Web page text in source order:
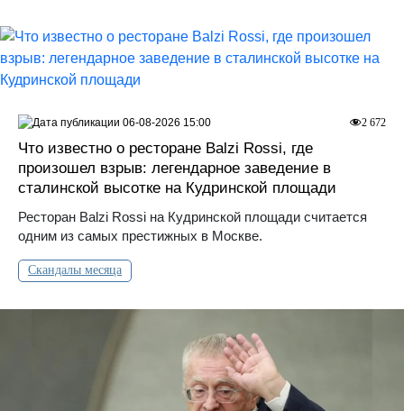
Что известно о ресторане Balzi Rossi, где
произошел взрыв: легендарное заведение в
сталинской высотке на Кудринской площади
Ресторан Balzi Rossi на Кудринской площади считается
одним из самых престижных в Москве.
Скандалы месяца
2 672
06-08-2026 15:00